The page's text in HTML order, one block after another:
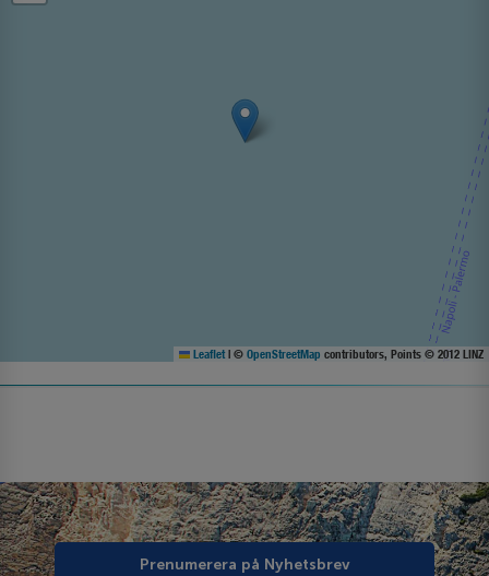
Leaflet | © OpenStreetMap contributors, Points © 2012 LINZ
Prenumerera på Nyhetsbrev